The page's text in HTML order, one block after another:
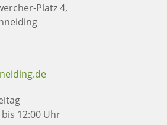
Platz 4,
12:00 Uhr